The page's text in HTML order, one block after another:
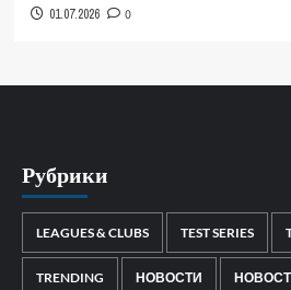
01.07.2026 0
Рубрики
LEAGUES & CLUBS TEST SERIES
TRENDING НОВОСТИ